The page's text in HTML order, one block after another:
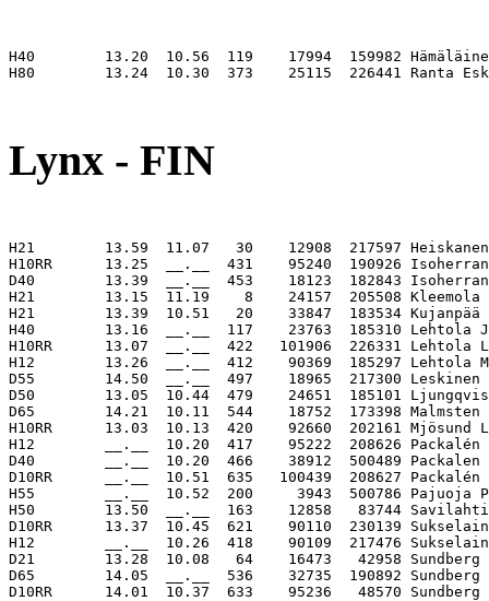
H40        13.20  10.56  119    17994  159982
H80        13.24  10.30  373    25115  226441
Lynx - FIN
H21        13.59  11.07   30    12908  217597
H10RR      13.25  __.__  431    95240  190926
D40        13.39  __.__  453    18123  182843
H21        13.15  11.19    8    24157  205508
H21        13.39  10.51   20    33847  183534
H40        13.16  __.__  117    23763  185310
H10RR      13.07  __.__  422   101906  226331
H12        13.26  __.__  412    90369  185297
D55        14.50  __.__  497    18965  217300
D50        13.05  10.44  479    24651  185101
D65        14.21  10.11  544    18752  173398
H10RR      13.03  10.13  420    92660  202161
H12        __.__  10.20  417    95222  208626
D40        __.__  10.20  466    38912  500489
D10RR      __.__  10.51  635   100439  208627
H55        __.__  10.52  200     3943  500786
H50        13.50  __.__  163    12858   83744
D10RR      13.37  10.45  621    90110  230139
H12        __.__  10.26  418    90109  217476
D21        13.28  10.08   64    16473   42958
D65        14.05  __.__  536    32735  190892
D10RR      14.01  10.37  633    95236   48570